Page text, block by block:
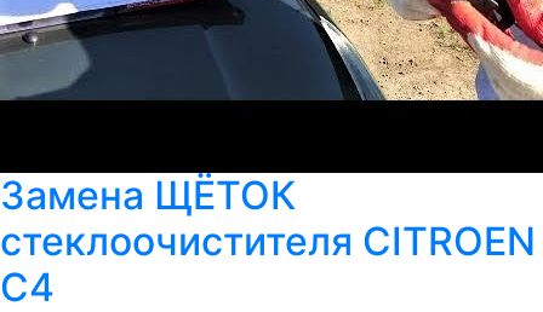
Замена ЩЁТОК
стеклоочистителя CITROEN
C4